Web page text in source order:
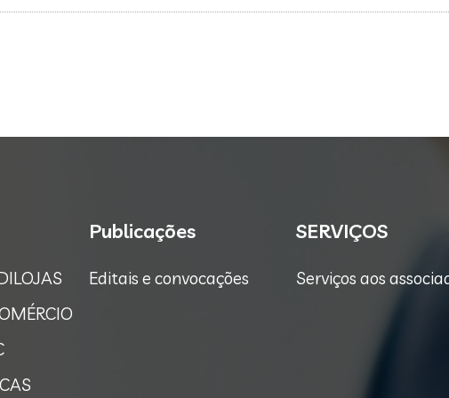
Publicações
Editais e convocações
SERVIÇOS
Serviços aos